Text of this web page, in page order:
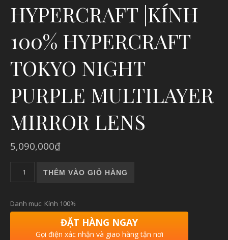
HYPERCRAFT |KÍNH
100% HYPERCRAFT
TOKYO NIGHT
PURPLE MULTILAYER
MIRROR LENS
5,090,000₫
HYPERCRAFT |KÍNH 100% HYPERCRAFT TOKYO NIGHT
THÊM VÀO GIỎ HÀNG
Danh mục: Kính 100%
ĐẶT HÀNG NGAY
Gọi điện xác nhận và giao hàng tận nơi